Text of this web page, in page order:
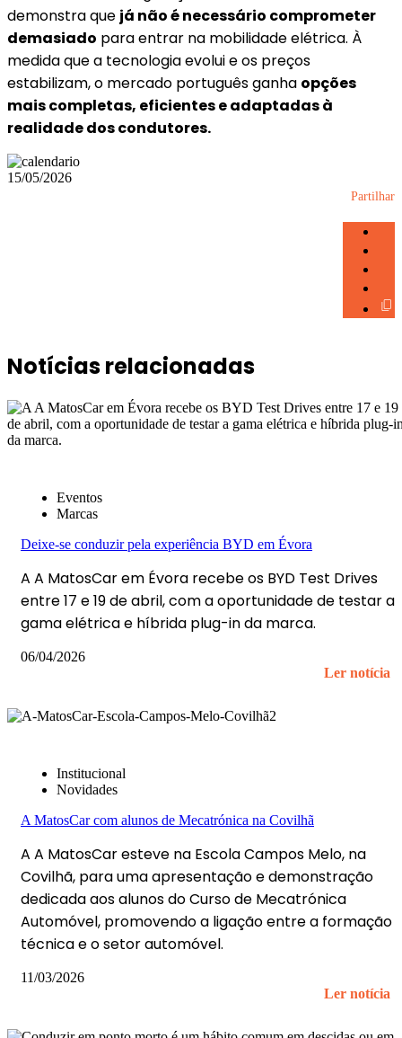
demonstra que já não é necessário comprometer
demasiado para entrar na mobilidade elétrica. À
medida que a tecnologia evolui e os preços
estabilizam, o mercado português ganha opções
mais completas, eficientes e adaptadas à
realidade dos condutores.
15/05/2026
Partilhar
Notícias relacionadas
Eventos
Marcas
Deixe-se conduzir pela experiência BYD em Évora
A A MatosCar em Évora recebe os BYD Test Drives
entre 17 e 19 de abril, com a oportunidade de testar a
gama elétrica e híbrida plug-in da marca.
06/04/2026
Ler notícia
Institucional
Novidades
A MatosCar com alunos de Mecatrónica na Covilhã
A A MatosCar esteve na Escola Campos Melo, na
Covilhã, para uma apresentação e demonstração
dedicada aos alunos do Curso de Mecatrónica
Automóvel, promovendo a ligação entre a formação
técnica e o setor automóvel.
11/03/2026
Ler notícia